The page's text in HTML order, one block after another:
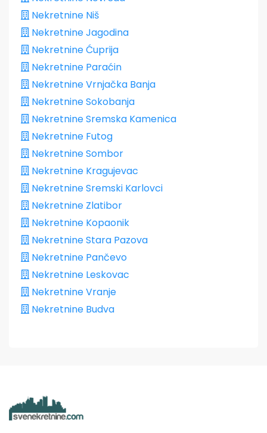
Nekretnine Niš
Nekretnine Jagodina
Nekretnine Ćuprija
Nekretnine Paraćin
Nekretnine Vrnjačka Banja
Nekretnine Sokobanja
Nekretnine Sremska Kamenica
Nekretnine Futog
Nekretnine Sombor
Nekretnine Kragujevac
Nekretnine Sremski Karlovci
Nekretnine Zlatibor
Nekretnine Kopaonik
Nekretnine Stara Pazova
Nekretnine Pančevo
Nekretnine Leskovac
Nekretnine Vranje
Nekretnine Budva